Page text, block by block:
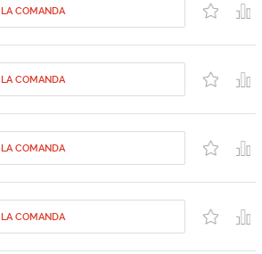
LA COMANDA
LA COMANDA
LA COMANDA
LA COMANDA